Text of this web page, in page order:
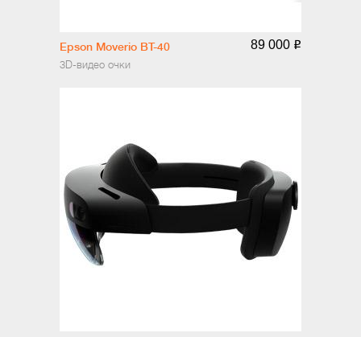
Epson Moverio BT-40
3D-видео очки
89 000 o